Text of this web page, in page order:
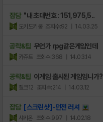
잡담 "내 초대번호 : 151,975,5..
도키도키쿵 조회수:92 | 14.03.25
공략&팁 무언가 rpg같은게임인데
카쥬트 조회수:368 | 14.03.14
공략&팁 이게임 출시된 게임임니가?
질크12 조회수:214 | 14.03.12
잡담 [스크린샷]-던전 러셔
샤키온 조회수:997 | 14.02.18